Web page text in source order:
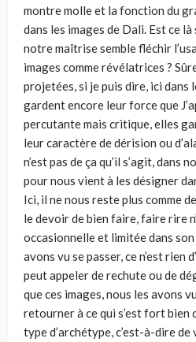
montre molle et la fonction du
dans les images de Dali. Est ce
notre maîtrise semble fléchir
images comme révélatrices ?
projetées, si je puis dire, ici dans
gardent encore leur force que
percutante mais critique, elles
leur caractère de dérision ou
n’est pas de ça qu’il s’agit, dans
pour nous vient à les désigner
Ici, il ne nous reste plus comme
le devoir de bien faire, faire rire
occasionnelle et limitée dans son
avons vu se passer, ce n’est rien
peut appeler de rechute ou de
que ces images, nous les avons
retourner à ce qui s’est fort bien
type d’archétype, c’est-à-dire